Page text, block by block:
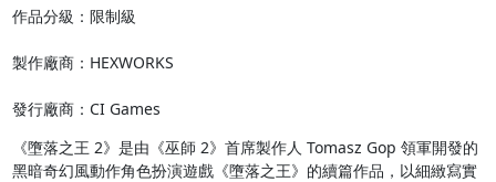
作品分級：限制級
製作廠商：HEXWORKS
發行廠商：CI Games
《墮落之王 2》是由《巫師 2》首席製作人 Tomasz Gop 領軍開發的
黑暗奇幻風動作角色扮演遊戲《墮落之王》的續篇作品，以細緻寫實